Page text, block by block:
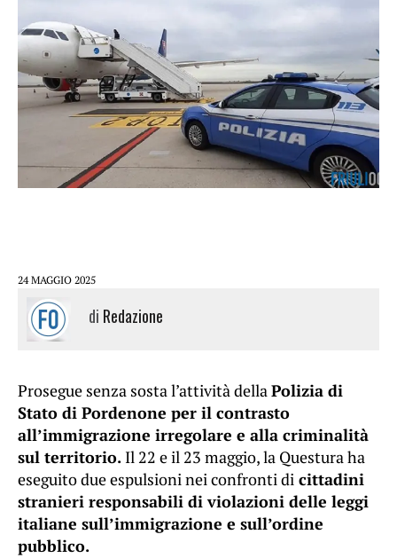
24 MAGGIO 2025
di Redazione
Prosegue senza sosta l’attività dellaPolizia di
Stato di Pordenone per il contrasto
all’immigrazione irregolare e alla criminalità
sul territorio. Il 22 e il 23 maggio, la Questura ha
eseguito due espulsioni nei confronti di cittadini
stranieri responsabili di violazioni delle leggi
italiane sull’immigrazione e sull’ordine
pubblico.